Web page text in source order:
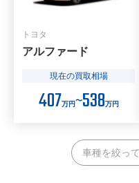
トヨタ
アルファード
現在の買取相場
407万円〜538万円
車種を絞っ